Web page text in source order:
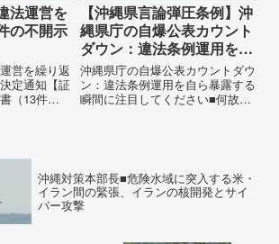
法運営を
の不開示
営を繰り返
定通知【証
（13件）
。これは、
当性を失
【沖縄県言論弾圧条例】沖
縄県庁の自爆公表カウント
ダウン：違法条例運用を自
ら暴露する瞬間に注目して
ください
沖縄県庁の自爆公表カウントダウ
ン：違法条例運用を自ら暴露する
瞬間に注目してください■何故、
の理由は明確です。県政が統治
の...
沖縄対策本部長■危険水域に突入する米・
イラン間の緊張、イランの核開発とサイ
バー攻撃